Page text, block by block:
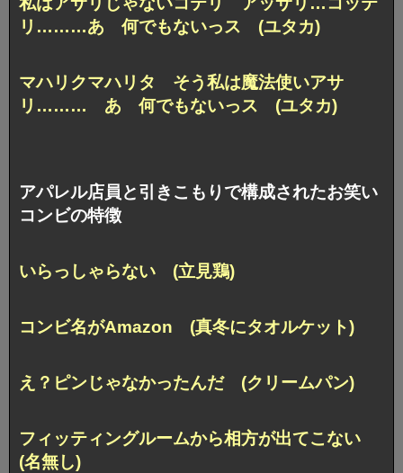
リ………あ 何でもないっス (ユタカ)
マハリクマハリタ そう私は魔法使いアサ
リ……… あ 何でもないっス (ユタカ)
アパレル店員と引きこもりで構成されたお笑い
コンビの特徴
いらっしゃらない (立見鶏)
コンビ名がAmazon (真冬にタオルケット)
え？ピンじゃなかったんだ (クリームパン)
フィッティングルームから相方が出てこない
(名無し)